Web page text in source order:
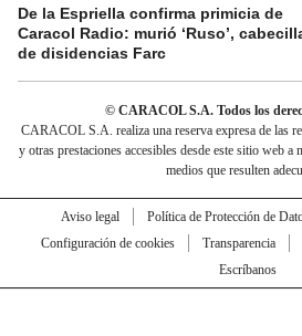
De la Espriella confirma primicia de
Caracol Radio: murió ‘Ruso’,
de disidencias Farc
© CARACOL S.A. Todos los
CARACOL S.A. realiza una reserva expresa de las
y otras prestaciones accesibles desde este sitio web a
medios que resulten
Aviso legal Política de Protección de
Configuración de cookies
Transparencia
Escríbanos